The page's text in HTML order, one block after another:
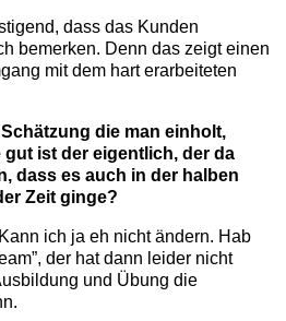
dass das Kunden
bemerken. Denn das zeigt einen
mit dem hart erarbeiteten
die man einholt,
ist der eigentlich, der da
dass es auch in der halben
Zeit ginge?
ich ja eh nicht ändern. Hab
der hat dann leider nicht
und Übung die